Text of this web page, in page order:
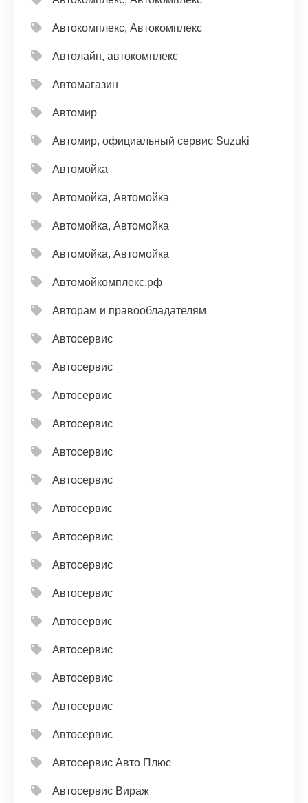
Автокомплекс, Автокомплекс
Автолайн, автокомплекс
Автомагазин
Автомир
Автомир, официальный сервис Suzuki
Автомойка
Автомойка, Автомойка
Автомойка, Автомойка
Автомойка, Автомойка
Автомойкомплекс.рф
Авторам и правообладателям
Автосервис
Автосервис
Автосервис
Автосервис
Автосервис
Автосервис
Автосервис
Автосервис
Автосервис
Автосервис
Автосервис
Автосервис
Автосервис
Автосервис
Автосервис
Автосервис Авто Плюс
Автосервис Вираж